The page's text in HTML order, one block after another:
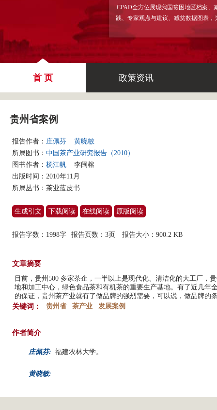
CPAD全方位展现我国贫困地区档案
践、专家观点与建议、减贫数据图表
首 页 政策资讯
贵州省案例
报告作者： 庄佩芬
黄晓敏
所属图书： 中国茶产业研究报告（2010）
图书作者： 杨江帆
李闽榕
出版时间：2010年11月
所属丛书： 茶业蓝皮书
生成引文 下载阅读 在线阅读 原版阅读
报告字数：1998字 报告页数：3页 报告大小： 900.2 KB
文章摘要
目前，贵州500 多家茶企，一半以上是现代化、清洁化的大工厂，
地和加工中心，绿色食品茶和有机茶的重要生产基地。有了近几年
的保证，贵州茶产业就有了做品牌的强烈需要，可以说，做品牌的
关键词： 贵州省 茶产业 发展案例
作者简介
庄佩芬: 福建农林大学。
黄晓敏: